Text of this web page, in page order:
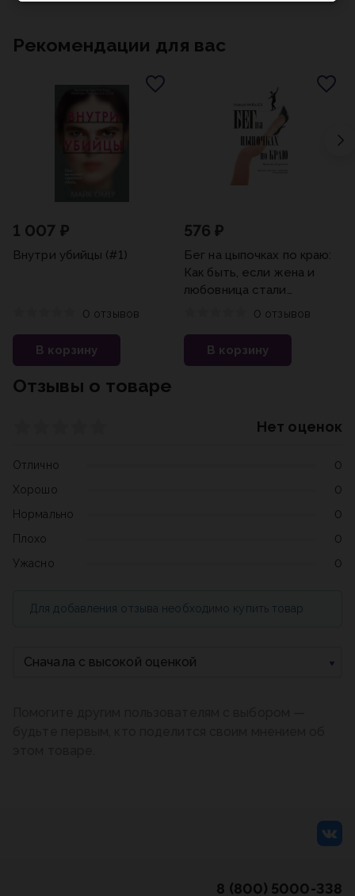
Рекомендации для вас
1 007 ₽
Внутри убийцы (#1)
0 отзывов
В корзину
576 ₽
Бег на цыпочках по краю:
Как быть, если жена и
любовница стали
подругами: Иронический
0 отзывов
В корзину
Сначала с высокой оценкой
Отзывы о товаре
Нет оценок
Отлично
0
Хорошо
0
Нормально
0
Плохо
0
Ужасно
0
Для добавления отзыва необходимо купить товар
8 (800) 5000-338